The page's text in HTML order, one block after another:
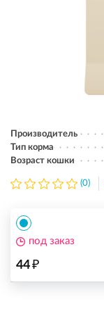
Производитель
Тип корма
Возраст кошки
(0)
44₽
под заказ